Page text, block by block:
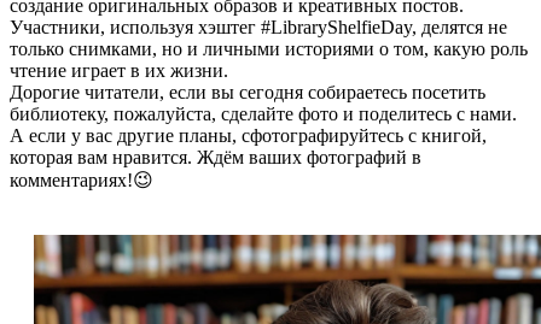
создание оригинальных образов и креативных постов.
Участники, используя хэштег #LibraryShelfieDay, делятся не
только снимками, но и личными историями о том, какую роль
чтение играет в их жизни.
Дорогие читатели, если вы сегодня собираетесь посетить
библиотеку, пожалуйста, сделайте фото и поделитесь с нами.
А если у вас другие планы, сфотографируйтесь с книгой,
которая вам нравится. Ждём ваших фотографий в
комментариях!😉